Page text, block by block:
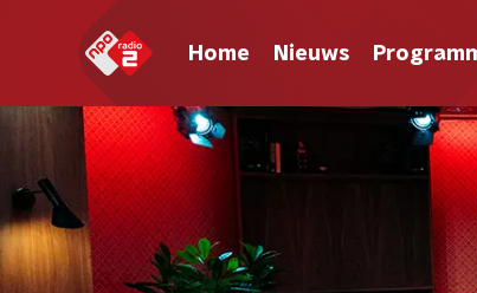
Home Nieuws